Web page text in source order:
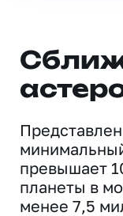
превышает
планеты в
менее 7,5